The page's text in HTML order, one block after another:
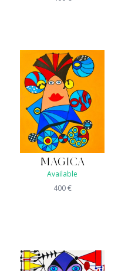
MAGICA
Available
400€